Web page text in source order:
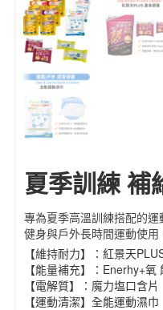
夏季訓練 補
專為夏季高溫訓練搭配的運
健身與戶外長時間運動使用
【維持耐力】：紅景天
【能量補充】：Enerhy+氧
【電解質】：魔力塩口含片
【運動清潔】全能運動濕巾